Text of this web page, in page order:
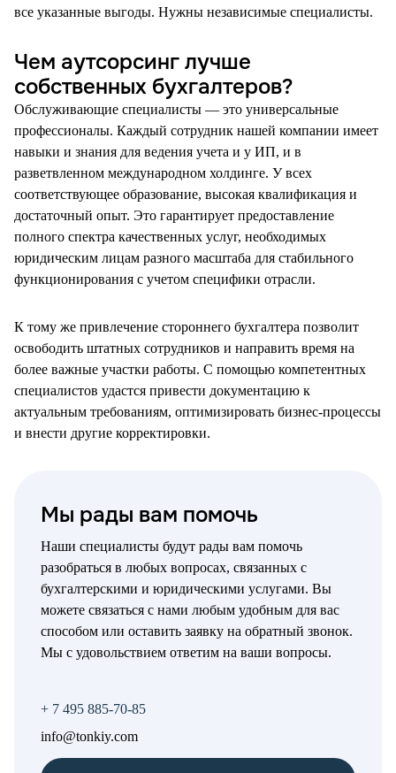
все указанные выгоды. Нужны независимые специалисты.
Чем аутсорсинг лучше
собственных бухгалтеров?
Обслуживающие специалисты — это универсальные
профессионалы. Каждый сотрудник нашей компании имеет
навыки и знания для ведения учета и у ИП, и в
разветвленном международном холдинге. У всех
соответствующее образование, высокая квалификация и
достаточный опыт. Это гарантирует предоставление
полного спектра качественных услуг, необходимых
юридическим лицам разного масштаба для стабильного
функционирования с учетом специфики отрасли.
К тому же привлечение стороннего бухгалтера позволит
освободить штатных сотрудников и направить время на
более важные участки работы. С помощью компетентных
специалистов удастся привести документацию к
актуальным требованиям, оптимизировать бизнес-процессы
и внести другие корректировки.
Мы рады вам помочь
Наши специалисты будут рады вам помочь
разобраться в любых вопросах, связанных с
бухгалтерскими и юридическими услугами. Вы
можете связаться с нами любым удобным для вас
способом или оставить заявку на обратный звонок.
Мы с удовольствием ответим на ваши вопросы.
+ 7 495 885-70-85
info@tonkiy.com